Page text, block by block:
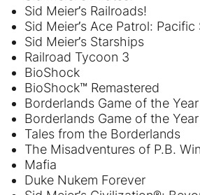
Sid Meier’s Railroads!
Sid Meier’s Ace Patrol: Pacific
Sid Meier’s Starships
Railroad Tycoon 3
BioShock
BioShock™ Remastered
Borderlands Game of the
Borderlands Game of the
Tales from the Borderlands
The Misadventures of P.B.
Mafia
Duke Nukem Forever